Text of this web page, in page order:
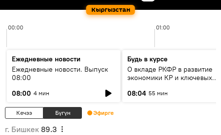
Кыргызстан
00:00 01:00
Ежедневные новости
Ежедневные новости. Выпуск
08:00
08:00 4 мин
Будь в курсе
О вкладе РКФР в развитие
экономики КР и ключевых
08:04 55 мин
Кечээ Бүгүн Эфирге
г. Бишкек 89.3